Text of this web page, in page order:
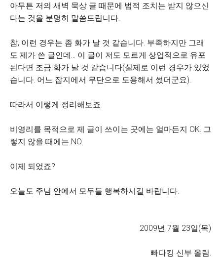
아무튼 저의 새벽 묵상 글 때문에 법적 조치는 받지 않으신
다는 것을 분명히 말씀드립니다.
참, 이런 경우는 좀 화가 날 것 같습니다. 부족하지만 그래
도 제가 쓴 글인데... 이 글이 저도 모르게 상업적으로 유포
된다면 조금 화가 날 것 같습니다(실제로 이런 경우가 있었
습니다. 어느 잡지에서 무단으로 도용해서 썼더군요).
따라서 이렇게 정리해보죠.
비영리를 목적으로 제 글이 쓰이는 곳에는 얼마든지 OK. 그
렇지 않을 때에는 NO.
이제 되었죠?
오늘도 주님 안에서 모두들 행복하시길 바랍니다.
2009년 7월 23일(목)
빠다킹 신부 올림.